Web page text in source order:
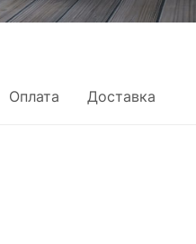
Оплата Доставка